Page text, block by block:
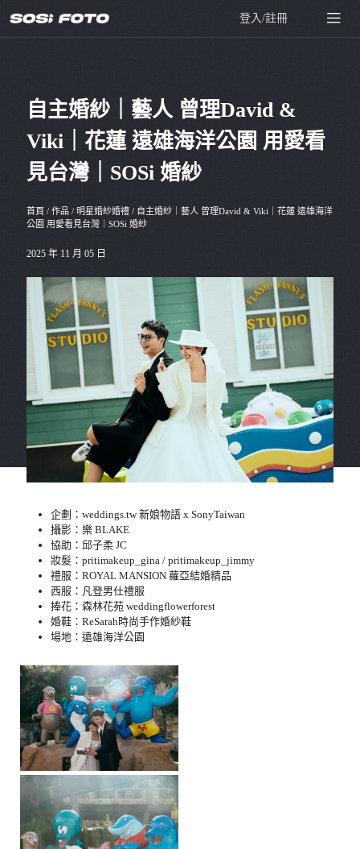
登入/註冊
自主婚紗｜藝人 曾理David &
Viki｜花蓮 遠雄海洋公園 用愛看
見台灣｜SOSi 婚紗
首頁 / 作品 / 明星婚紗婚禮 / 自主婚紗｜藝人 曾理David & Viki｜花蓮 遠雄海洋
公園 用愛看見台灣｜SOSi 婚紗
2025 年 11 月 05 日
企劃：weddings.tw 新娘物語 x SonyTaiwan
攝影：樂 BLAKE
協助：邱子柔 JC
妝髮：pritimakeup_gina / pritimakeup_jimmy
禮服：ROYAL MANSION 蘿亞結婚精品
西服：凡登男仕禮服
捧花：森林花苑 weddingflowerforest
婚鞋：ReSarah時尚手作婚紗鞋
場地：遠雄海洋公園